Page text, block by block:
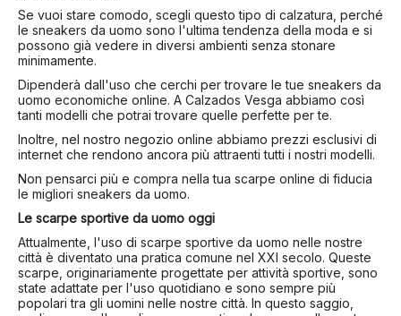
Se vuoi stare comodo, scegli questo tipo di calzatura, perché
le sneakers da uomo sono l'ultima tendenza della moda e si
possono già vedere in diversi ambienti senza stonare
minimamente.
Dipenderà dall'uso che cerchi per trovare le tue sneakers da
uomo economiche online. A Calzados Vesga abbiamo così
tanti modelli che potrai trovare quelle perfette per te.
Inoltre, nel nostro negozio online abbiamo prezzi esclusivi di
internet che rendono ancora più attraenti tutti i nostri modelli.
Non pensarci più e compra nella tua scarpe online di fiducia
le migliori sneakers da uomo.
Le scarpe sportive da uomo oggi
Attualmente, l'uso di scarpe sportive da uomo nelle nostre
città è diventato una pratica comune nel XXI secolo. Queste
scarpe, originariamente progettate per attività sportive, sono
state adattate per l'uso quotidiano e sono sempre più
popolari tra gli uomini nelle nostre città. In questo saggio,